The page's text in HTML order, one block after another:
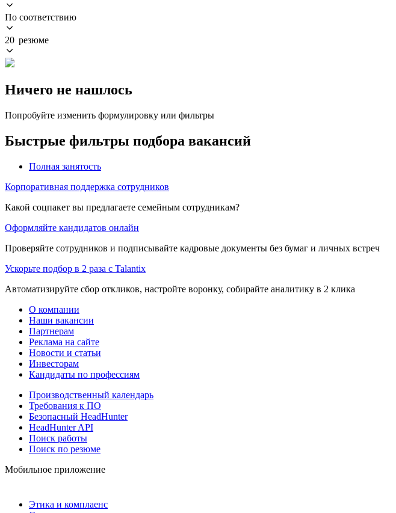
По соответствию
20 резюме
Ничего не нашлось
Попробуйте изменить формулировку или фильтры
Быстрые фильтры подбора вакансий
Полная занятость
Корпоративная поддержка сотрудников
Какой соцпакет вы предлагаете семейным сотрудникам?
Оформляйте кандидатов онлайн
Проверяйте сотрудников и подписывайте кадровые документы без бумаг и личных встреч
Ускорьте подбор в 2 раза с Talantix
Автоматизируйте сбор откликов, настройте воронку, собирайте аналитику в 2 клика
О компании
Наши вакансии
Партнерам
Реклама на сайте
Новости и статьи
Инвесторам
Кандидаты по профессиям
Производственный календарь
Требования к ПО
Безопасный HeadHunter
HeadHunter API
Поиск работы
Поиск по резюме
Мобильное приложение
Этика и комплаенс